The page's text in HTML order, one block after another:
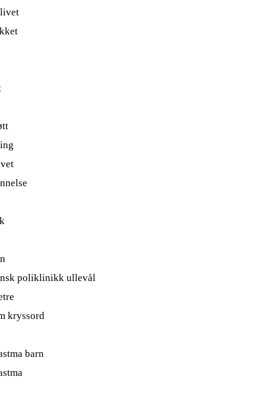
poliklinikk ullevål
kryssord
barn